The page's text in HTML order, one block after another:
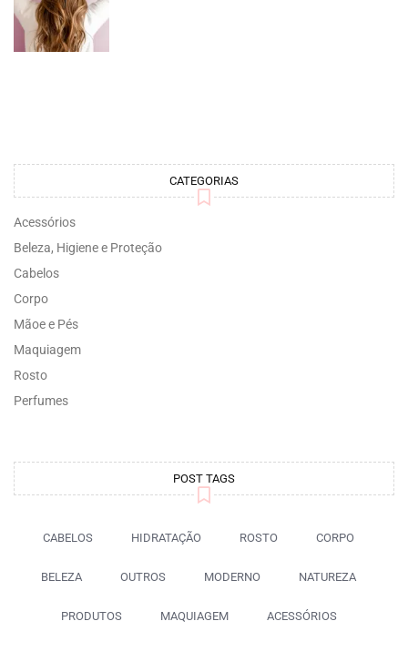
CATEGORIAS
Acessórios
Beleza, Higiene e Proteção
Cabelos
Corpo
Mãoe e Pés
Maquiagem
Rosto
Perfumes
POST TAGS
CABELOS HIDRATAÇÃO ROSTO CORPO
BELEZA OUTROS MODERNO NATUREZA
PRODUTOS MAQUIAGEM ACESSÓRIOS